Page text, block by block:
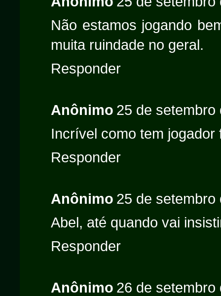
Não estamos jogando
muita ruindade no geral.
Responder
Anônimo 25 de setembro
Incrível como tem
Responder
Anônimo 25 de setembro
Abel, até quando vai
Responder
Anônimo 26 de setembro